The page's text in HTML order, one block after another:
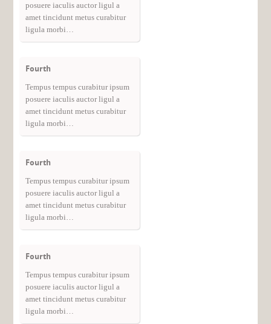
posuere iaculis auctor ligul a
amet tincidunt metus curabitur
ligula morbi…
Fourth
Tempus tempus curabitur ipsum
posuere iaculis auctor ligul a
amet tincidunt metus curabitur
ligula morbi…
Fourth
Tempus tempus curabitur ipsum
posuere iaculis auctor ligul a
amet tincidunt metus curabitur
ligula morbi…
Fourth
Tempus tempus curabitur ipsum
posuere iaculis auctor ligul a
amet tincidunt metus curabitur
ligula morbi…